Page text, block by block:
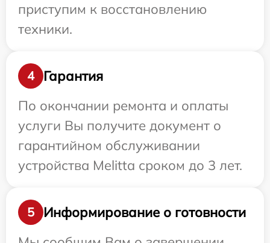
приступим к восстановлению
техники.
4
Гарантия
По окончании ремонта и оплаты
услуги Вы получите документ о
гарантийном обслуживании
устройства Melitta сроком до 3 лет.
5
Информирование о готовности